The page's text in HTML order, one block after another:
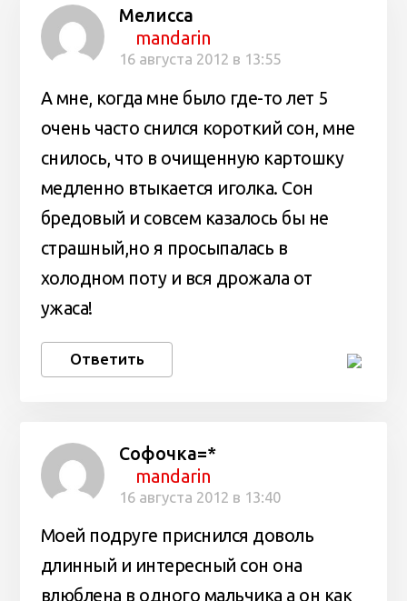
Мелисса
mandarin
16 августа 2012 в 13:55
А мне, когда мне было где-то лет 5
очень часто снился короткий сон, мне
снилось, что в очищенную картошку
медленно втыкается иголка. Сон
бредовый и совсем казалось бы не
страшный,но я просыпалась в
холодном поту и вся дрожала от
ужаса!
Ответить
Софочка=*
mandarin
16 августа 2012 в 13:40
Моей подруге приснился доволь
длинный и интересный сон она
влюблена в одного мальчика а он как